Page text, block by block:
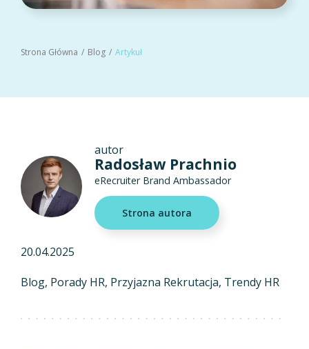
Strona Główna Blog Artykuł
autor
Radosław Prachnio
eRecruiter Brand Ambassador
Strona autora
20.04.2025
Blog Porady HR Przyjazna Rekrutacja Trendy HR